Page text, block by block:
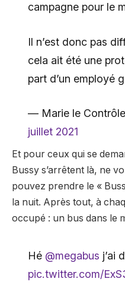
campagne pour le
Il n’est donc pas
cela ait été une
part d’un employé
— Marie le
juillet 2021
Et pour ceux qui se
Bussy s’arrêtent là, ne
pouvez prendre le «
la nuit. Après tout, à
occupé : un bus dans le
Hé @megabus j’ai
pic.twitter.com/